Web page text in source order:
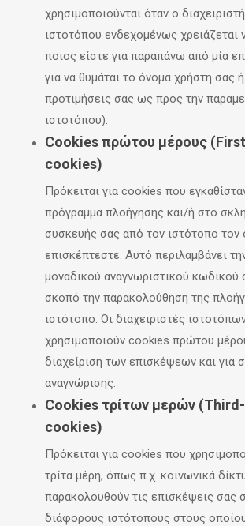
χρησιμοποιούνται όταν ο
ιστοτόπου ενδεχομένως χρειάζεται
ποιος είστε για παραπάνω από μία
για να θυμάται το όνομα χρήστη σας ή
προτιμήσεις σας ως προς την
ιστοτόπου).
Cookies πρώτου μέρους
cookies)
Πρόκειται για cookies που
πρόγραμμα πλοήγησης και/ή στο
συσκευής σας από τον ιστότοπο τον
επισκέπτεστε. Αυτό περιλαμβάνει
μοναδικού αναγνωριστικού κωδικού
σκοπό την παρακολούθηση της
ιστότοπο. Οι διαχειριστές
χρησιμοποιούν cookies πρώτου
διαχείριση των επισκέψεων και για
αναγνώρισης.
Cookies τρίτων μερών
cookies)
Πρόκειται για cookies που
τρίτα μέρη, όπως π.χ. κοινωνικά
παρακολουθούν τις επισκέψεις σας
διάφορους ιστότοπους στους